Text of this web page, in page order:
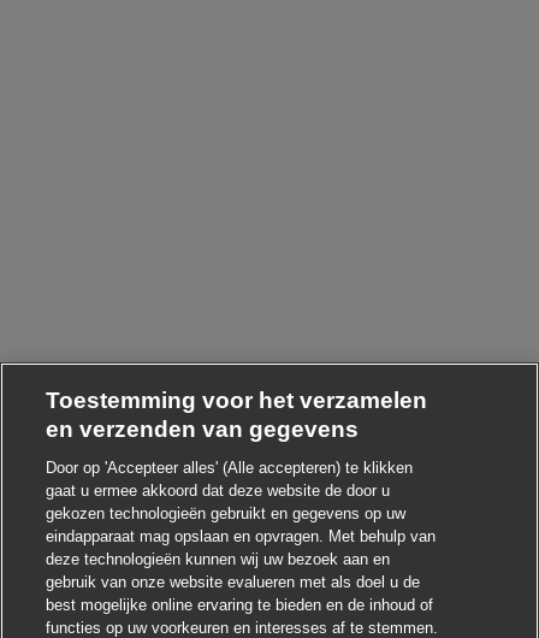
Toestemming voor het verzamelen
en verzenden van gegevens
Door op 'Accepteer alles' (Alle accepteren) te klikken
gaat u ermee akkoord dat deze website de door u
gekozen technologieën gebruikt en gegevens op uw
eindapparaat mag opslaan en opvragen. Met behulp van
deze technologieën kunnen wij uw bezoek aan en
gebruik van onze website evalueren met als doel u de
best mogelijke online ervaring te bieden en de inhoud of
functies op uw voorkeuren en interesses af te stemmen.